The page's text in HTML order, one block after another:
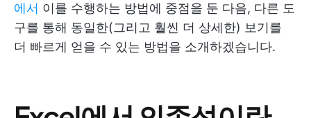
에서 이를 수행하는 방법에 중점을 둔 다음, 다른 도
구를 통해 동일한(그리고 훨씬 더 상세한) 보기를
더 빠르게 얻을 수 있는 방법을 소개하겠습니다.